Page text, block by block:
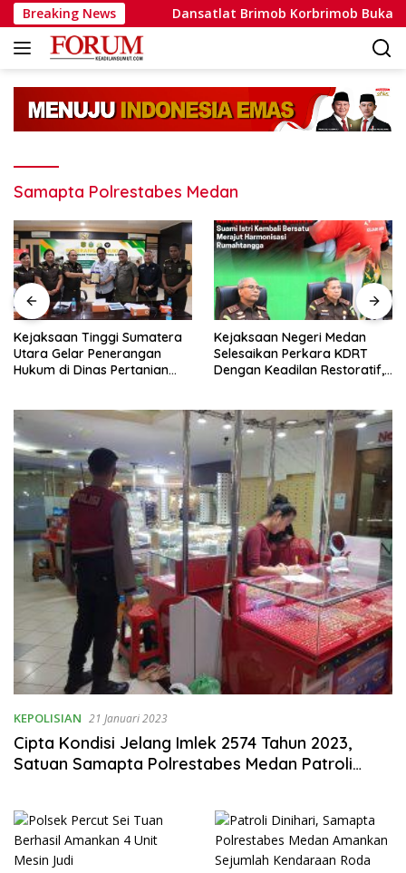
Langsung
ke
konten
Breaking NewsDansatlat Brimob Korbrimob Buka Pelatihan
Samapta Polrestabes Medan
Kejaksaan Tinggi Sumatera
Utara Gelar Penerangan
Hukum di Dinas Pertanian
Kejaksaan Negeri Medan
Selesaikan Perkara KDRT
Dengan Keadilan Restoratif,
Rumahtangga
KEPOLISIAN 21 Januari 2023
Cipta Kondisi Jelang Imlek 2574 Tahun 2023,
Satuan Samapta Polrestabes Medan Patroli